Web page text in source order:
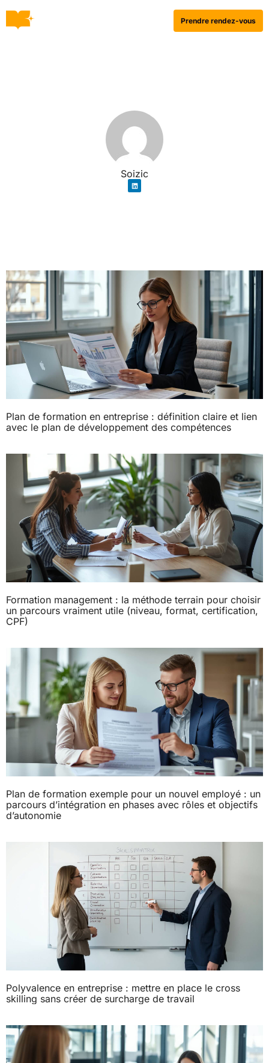
Prendre rendez-vous
Soizic
Plan de formation en entreprise : définition claire et lien
avec le plan de développement des compétences
Formation management : la méthode terrain pour choisir
un parcours vraiment utile (niveau, format, certification,
CPF)
Plan de formation exemple pour un nouvel employé : un
parcours d’intégration en phases avec rôles et objectifs
d’autonomie
Polyvalence en entreprise : mettre en place le cross
skilling sans créer de surcharge de travail